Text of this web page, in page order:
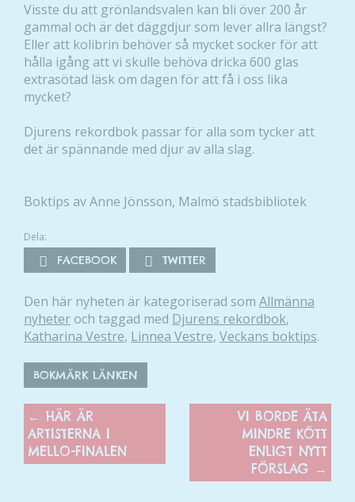
Visste du att grönlandsvalen kan bli över 200 år
gammal och är det däggdjur som lever allra längst?
Eller att kolibrin behöver så mycket socker för att
hålla igång att vi skulle behöva dricka 600 glas
extrasötad läsk om dagen för att få i oss lika
mycket?
Djurens rekordbok passar för alla som tycker att
det är spännande med djur av alla slag.
Boktips av Anne Jönsson, Malmö stadsbibliotek
Dela:
FACEBOOK TWITTER
Den här nyheten är kategoriserad som Allmänna
nyheter och taggad med Djurens rekordbok,
Katharina Vestre, Linnea Vestre, Veckans boktips.
BOKMÄRK LÄNKEN
← HÄR ÄR
ARTISTERNA I
MELLO-FINALEN
VI BORDE ÄTA
MINDRE KÖTT
ENLIGT NYTT
FÖRSLAG →